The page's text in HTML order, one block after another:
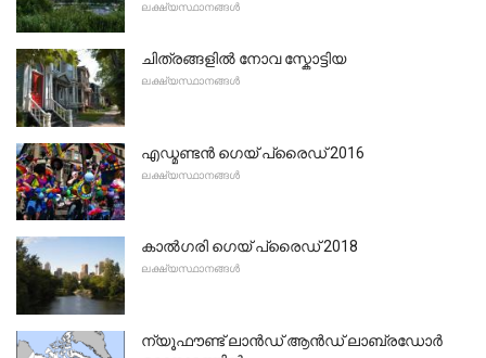
ലക്ഷ്യസ്ഥാനങ്ങൾ
ചിത്രങ്ങളിൽ നോവ സ്കോട്ടിയ
ലക്ഷ്യസ്ഥാനങ്ങൾ
എഡ്മണ്ടൻ ഗെയ് പ്രൈഡ് 2016
ലക്ഷ്യസ്ഥാനങ്ങൾ
കാൽഗരി ഗെയ് പ്രൈഡ് 2018
ലക്ഷ്യസ്ഥാനങ്ങൾ
ന്യൂഫൗണ്ട് ലാൻഡ് ആൻഡ് ലാബ്രഡോർ